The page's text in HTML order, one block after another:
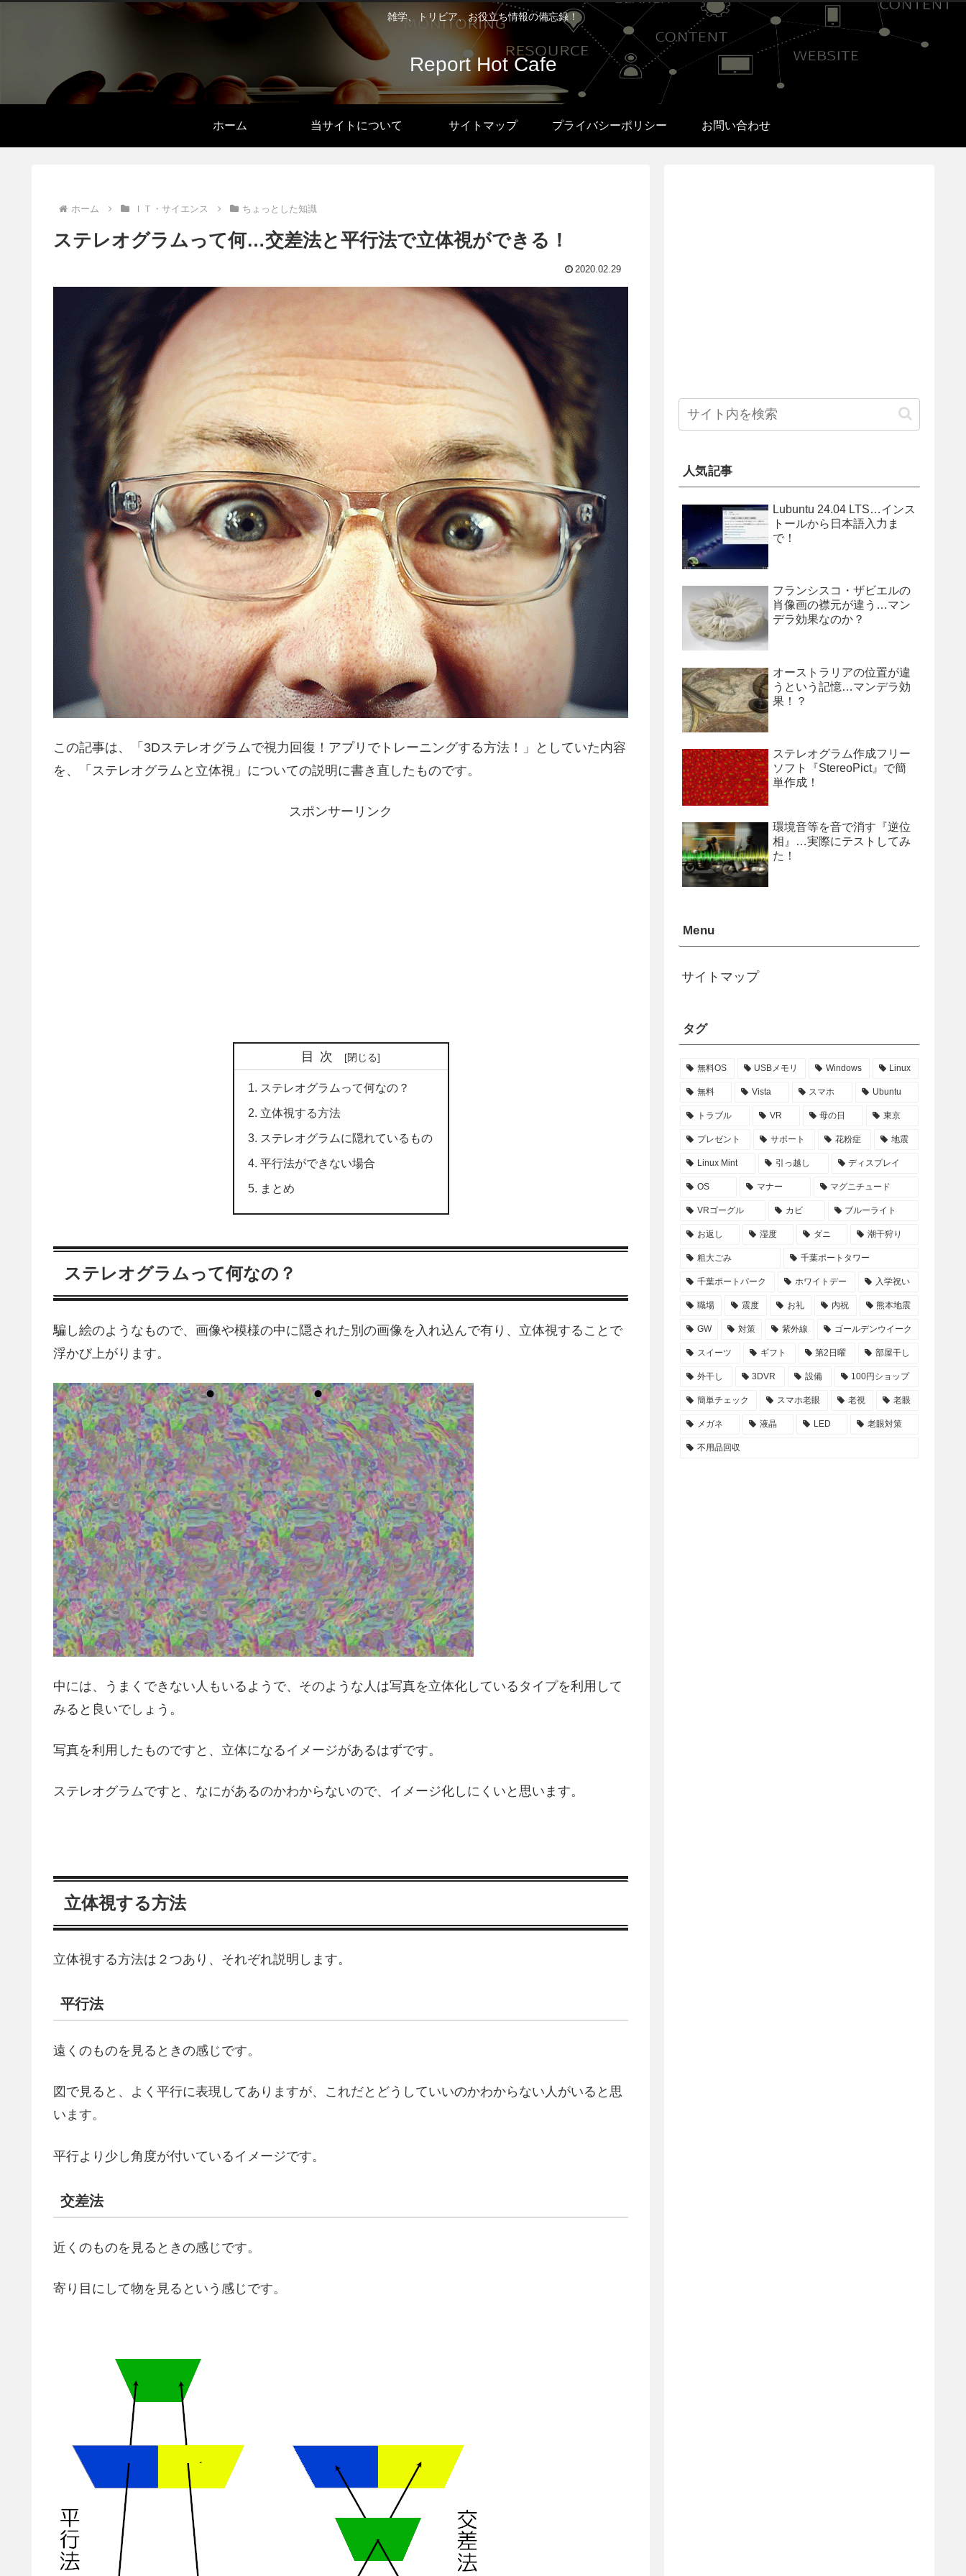
雑学、トリビア、お役立ち情報の備忘録！
Report Hot Cafe
ホーム 当サイトについて サイトマップ プライバシーポリシー お問い合わせ
ホーム ＩＴ・サイエンス ちょっとした知識
ステレオグラムって何…交差法と平行法で立体視ができる！
2020.02.29
この記事は、「3Dステレオグラムで視力回復！アプリでトレーニングする方法！」としていた内容
を、「ステレオグラムと立体視」についての説明に書き直したものです。
スポンサーリンク
目次
ステレオグラムって何なの？
立体視する方法
ステレオグラムに隠れているもの
平行法ができない場合
まとめ
ステレオグラムって何なの？
騙し絵のようなもので、画像や模様の中に隠された別の画像を入れ込んで有り、立体視することで
浮かび上がります。
中には、うまくできない人もいるようで、そのような人は写真を立体化しているタイプを利用して
みると良いでしょう。
写真を利用したものですと、立体になるイメージがあるはずです。
ステレオグラムですと、なにがあるのかわからないので、イメージ化しにくいと思います。
立体視する方法
立体視する方法は２つあり、それぞれ説明します。
平行法
遠くのものを見るときの感じです。
図で見ると、よく平行に表現してありますが、これだとどうしていいのかわからない人がいると思
います。
平行より少し角度が付いているイメージです。
交差法
近くのものを見るときの感じです。
寄り目にして物を見るという感じです。
人気記事
Lubuntu 24.04 LTS…インス
トールから日本語入力ま
で！
フランシスコ・ザビエルの
肖像画の襟元が違う…マン
デラ効果なのか？
オーストラリアの位置が違
うという記憶…マンデラ効
果！？
ステレオグラム作成フリー
ソフト『StereoPict』で簡
単作成！
環境音等を音で消す『逆位
相』…実際にテストしてみ
た！
Menu
サイトマップ
タグ
無料OS USBメモリ Windows Linux
無料 Vista スマホ Ubuntu
トラブル VR 母の日 東京
プレゼント サポート 花粉症 地震
Linux Mint 引っ越し ディスプレイ
OS マナー マグニチュード
VRゴーグル カビ ブルーライト
お返し 湿度 ダニ 潮干狩り
粗大ごみ 千葉ポートタワー
千葉ポートパーク ホワイトデー 入学祝い
職場 震度 お礼 内祝 熊本地震
GW 対策 紫外線 ゴールデンウイーク
スイーツ ギフト 第2日曜 部屋干し
外干し 3DVR 設備 100円ショップ
簡単チェック スマホ老眼 老視 老眼
メガネ 液晶 LED 老眼対策
不用品回収